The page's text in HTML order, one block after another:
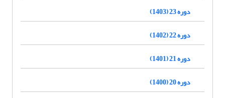
دوره 23 (1403)
دوره 22 (1402)
دوره 21 (1401)
دوره 20 (1400)